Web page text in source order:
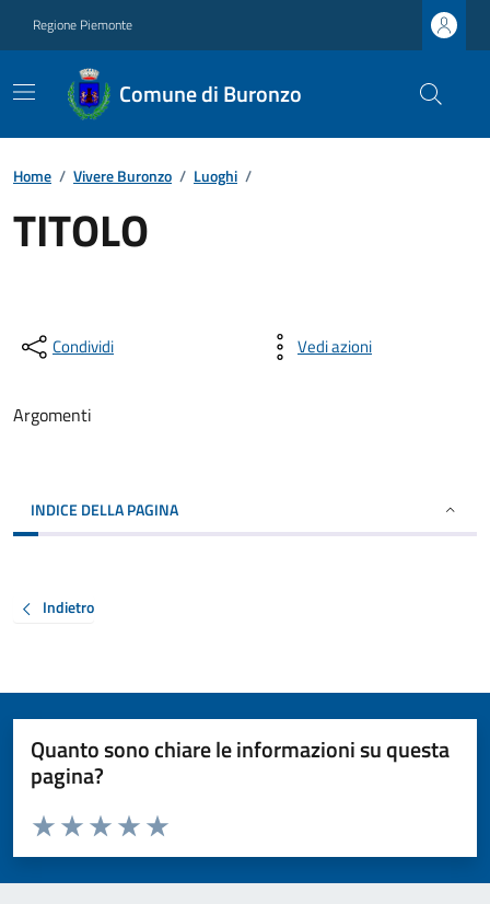
Regione Piemonte
Comune di Buronzo
Home / Vivere Buronzo / Luoghi /
TITOLO
Condividi Vedi azioni
Argomenti
INDICE DELLA PAGINA
Indietro
Quanto sono chiare le informazioni su questa
pagina?
Valuta da 1 a 5 stelle la pagina
Valuta 5 stelle su 5
Valuta 4 stelle su 5
Valuta 3 stelle su 5
Valuta 2 stelle su 5
Valuta 1 stelle su 5